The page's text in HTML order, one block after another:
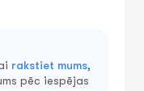
rakstiet mums,
pēc iespējas